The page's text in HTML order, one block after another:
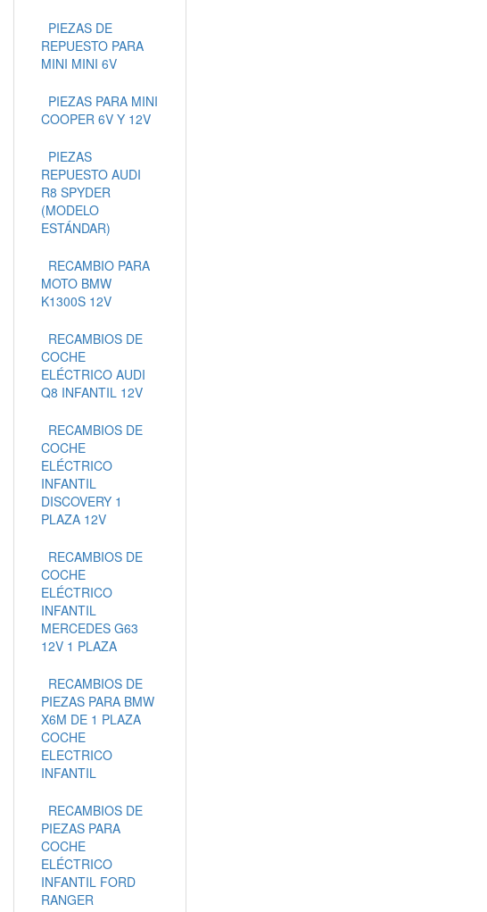
PIEZAS DE
REPUESTO PARA
MINI MINI 6V
PIEZAS PARA MINI
COOPER 6V Y 12V
PIEZAS
REPUESTO AUDI
R8 SPYDER
(MODELO
ESTÁNDAR)
RECAMBIO PARA
MOTO BMW
K1300S 12V
RECAMBIOS DE
COCHE
ELÉCTRICO AUDI
Q8 INFANTIL 12V
RECAMBIOS DE
COCHE
ELÉCTRICO
INFANTIL
DISCOVERY 1
PLAZA 12V
RECAMBIOS DE
COCHE
ELÉCTRICO
INFANTIL
MERCEDES G63
12V 1 PLAZA
RECAMBIOS DE
PIEZAS PARA BMW
X6M DE 1 PLAZA
COCHE
ELECTRICO
INFANTIL
RECAMBIOS DE
PIEZAS PARA
COCHE
ELÉCTRICO
INFANTIL FORD
RANGER